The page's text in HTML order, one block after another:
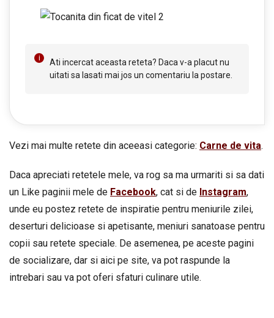
Ati incercat aceasta reteta? Daca v-a placut nu
uitati sa lasati mai jos un comentariu la postare.
Vezi mai multe retete din aceeasi categorie: Carne de vita.
Daca apreciati retetele mele, va rog sa ma urmariti si sa dati
un Like paginii mele de Facebook, cat si de Instagram,
unde eu postez retete de inspiratie pentru meniurile zilei,
deserturi delicioase si apetisante, meniuri sanatoase pentru
copii sau retete speciale. De asemenea, pe aceste pagini
de socializare, dar si aici pe site, va pot raspunde la
intrebari sau va pot oferi sfaturi culinare utile.